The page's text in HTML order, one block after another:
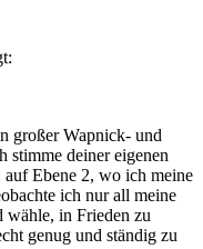
großer Wapnick- und
stimme deiner eigenen
Ebene 2, wo ich meine
ich nur all meine
wähle, in Frieden zu
genug und ständig zu